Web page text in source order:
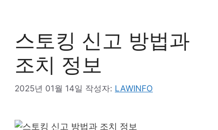
스토킹 신고 방법과
조치 정보
2025년 01월 14일 작성자: LAWINFO